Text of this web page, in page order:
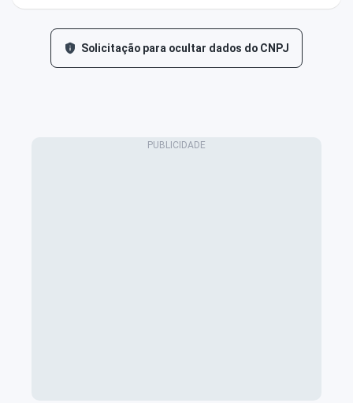
Solicitação para ocultar dados do CNPJ